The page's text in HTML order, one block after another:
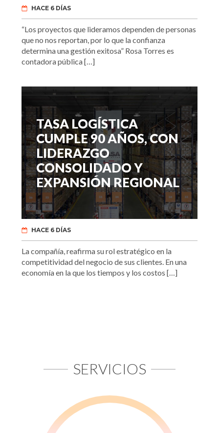
HACE 6 DÍAS
“Los proyectos que lideramos dependen de personas
que no nos reportan, por lo que la confianza
determina una gestión exitosa” Rosa Torres es
contadora pública […]
TASA LOGÍSTICA
CUMPLE 90 AÑOS, CON
LIDERAZGO
CONSOLIDADO Y
EXPANSIÓN REGIONAL
HACE 6 DÍAS
La compañía, reafirma su rol estratégico en la
competitividad del negocio de sus clientes. En una
economía en la que los tiempos y los costos […]
SERVICIOS